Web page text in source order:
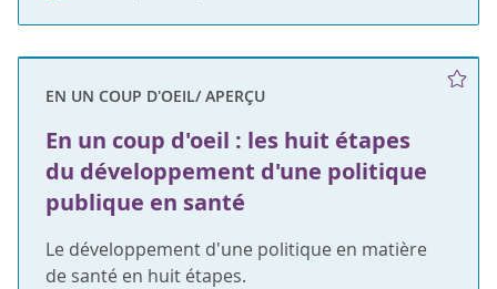
EN UN COUP D'OEIL/ APERÇU
En un coup d'oeil : les huit étapes
du développement d'une politique
publique en santé
Le développement d'une politique en matière
de santé en huit étapes.